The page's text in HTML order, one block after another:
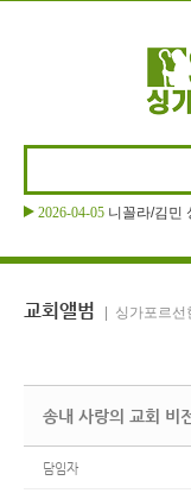
2026-04-05 니꼴라/김민
교회앨범 | 싱가포르선
송내 사랑의 교회 비
담임자